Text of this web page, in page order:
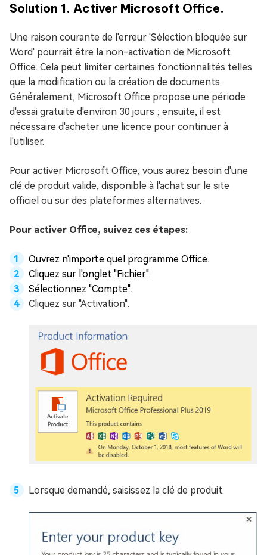
Solution 1. Activer Microsoft Office.
Une raison courante de l'erreur 'Sélection bloquée sur
Word' pourrait être la non-activation de Microsoft
Office. Cela peut limiter certaines fonctionnalités telles
que la modification ou la création de documents.
Généralement, Microsoft Office propose une période
d'essai gratuite d'environ 30 jours ; ensuite, il est
nécessaire d'acheter une licence pour continuer à
l'utiliser.
Pour activer Microsoft Office, vous aurez besoin d'une
clé de produit valide, disponible à l'achat sur le site
officiel ou sur des plateformes alternatives.
Pour activer Office, suivez ces étapes:
Ouvrez n'importe quel programme Office.
Cliquez sur l'onglet "Fichier".
Sélectionnez "Compte".
Cliquez sur "Activation".
Lorsque demandé, saisissez la clé de produit.